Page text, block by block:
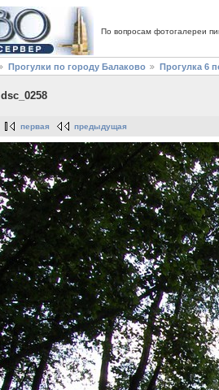
По вопросам фотогалереи
Прогулки по городу Балаково Прогулка 6
dsc_0258
первая предыдущая